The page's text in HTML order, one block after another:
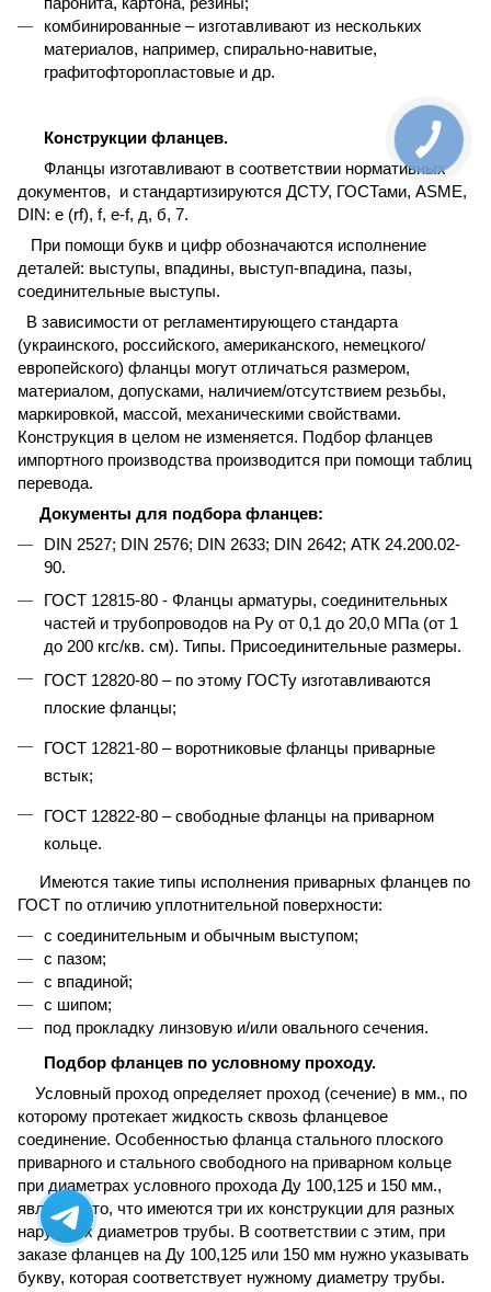
комбинированные – изготавливают из нескольких
материалов, например, спирально-навитые,
графитофторопластовые и др.
Конструкции фланцев.
Фланцы изготавливают в соответствии нормативных
документов, и стандартизируются ДСТУ, ГОСТами, ASME,
DIN: e (rf), f, e-f, д, б, 7.
При помощи букв и цифр обозначаются исполнение
деталей: выступы, впадины, выступ-впадина, пазы,
соединительные выступы.
В зависимости от регламентирующего стандарта
(украинского, российского, американского, немецкого/
европейского) фланцы могут отличаться размером,
материалом, допусками, наличием/отсутствием резьбы,
маркировкой, массой, механическими свойствами.
Конструкция в целом не изменяется. Подбор фланцев
импортного производства производится при помощи таблиц
перевода.
Документы для подбора фланцев:
DIN 2527; DIN 2576; DIN 2633; DIN 2642; АТК 24.200.02-
90.
ГОСТ 12815-80 - Фланцы арматуры, соединительных
частей и трубопроводов на Ру от 0,1 до 20,0 МПа (от 1
до 200 кгс/кв. см). Типы. Присоединительные размеры.
ГОСТ 12820-80 – по этому ГОСТу изготавливаются
плоские фланцы;
ГОСТ 12821-80 – воротниковые фланцы приварные
встык;
ГОСТ 12822-80 – свободные фланцы на приварном
кольце.
Имеются такие типы исполнения приварных фланцев по
ГОСТ по отличию уплотнительной поверхности:
с соединительным и обычным выступом;
с пазом;
с впадиной;
с шипом;
под прокладку линзовую и/или овального сечения.
Подбор фланцев по условному проходу.
Условный проход определяет проход (сечение) в мм., по
которому протекает жидкость сквозь фланцевое
соединение. Особенностью фланца стального плоского
приварного и стального свободного на приварном кольце
при диаметрах условного прохода Ду 100,125 и 150 мм.,
является то, что имеются три их конструкции для разных
наружных диаметров трубы. В соответствии с этим, при
заказе фланцев на Ду 100,125 или 150 мм нужно указывать
букву, которая соответствует нужному диаметру трубы.